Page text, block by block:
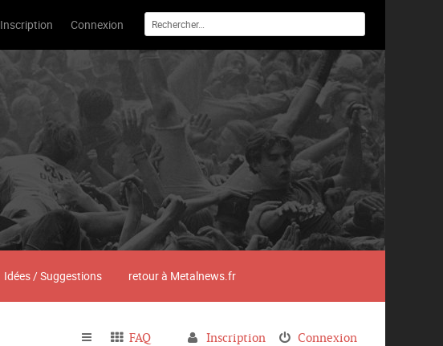
Inscription Connexion
Idées / Suggestions retour à Metalnews.fr
FAQ Connexion
Inscription